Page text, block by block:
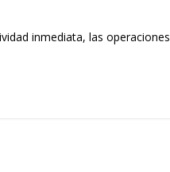
inmediata, las operaciones